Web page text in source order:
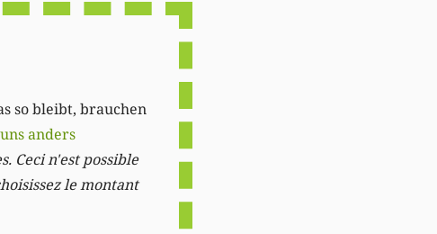
so bleibt, brauchen
uns anders
Ceci n'est possible
le montant